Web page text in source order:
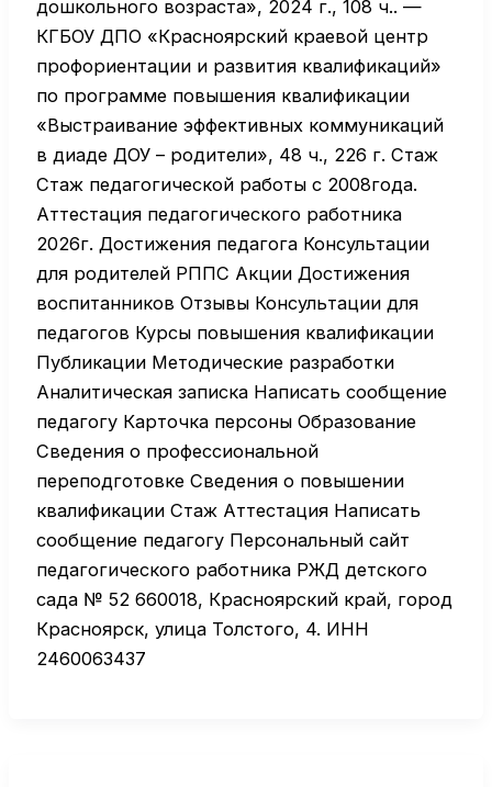
дошкольного возраста», 2024 г., 108 ч.. —
КГБОУ ДПО «Красноярский краевой центр
профориентации и развития квалификаций»
по программе повышения квалификации
«Выстраивание эффективных коммуникаций
в диаде ДОУ – родители», 48 ч., 226 г. Стаж
Стаж педагогической работы с 2008года.
Аттестация педагогического работника
2026г. Достижения педагога Консультации
для родителей РППС Акции Достижения
воспитанников Отзывы Консультации для
педагогов Курсы повышения квалификации
Публикации Методические разработки
Аналитическая записка Написать сообщение
педагогу Карточка персоны Образование
Сведения о профессиональной
переподготовке Сведения о повышении
квалификации Стаж Аттестация Написать
сообщение педагогу Персональный сайт
педагогического работника РЖД детского
сада № 52 660018, Красноярский край, город
Красноярск, улица Толстого, 4. ИНН
2460063437